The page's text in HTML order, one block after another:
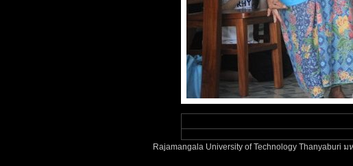
Rajamangala University of Technology